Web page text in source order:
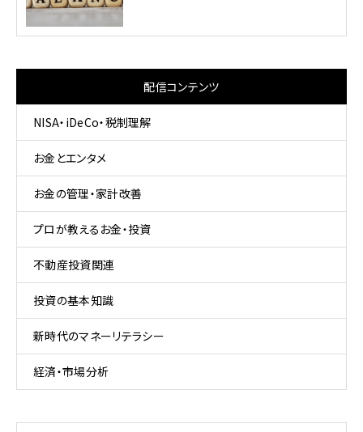
配信コンテンツ
NISA・iDeCo・税制理解
お金とエンタメ
お金の管理・家計改善
プロが教えるお金・投資
不動産投資関連
投資の基本知識
新時代のマネーリテラシー
経済・市場分析